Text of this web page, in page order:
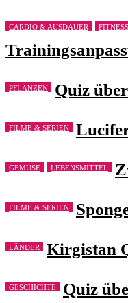
CARDIO & AUSDAUER FITNESS
PFLANZEN Quiz
FILME & SERIEN
GEMÜSE LEBENSMITTEL
FILME & SERIEN
LÄNDER Kirgistan
GESCHICHTE Quiz